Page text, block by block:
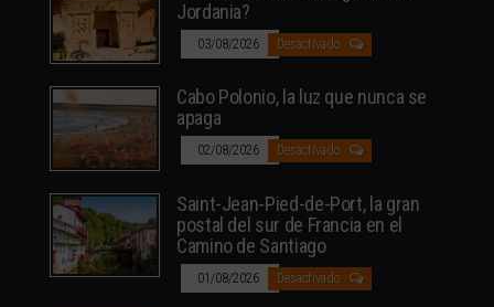
Jordania?
03/08/2026 Desactivado
Cabo Polonio, la luz que nunca se
apaga
02/08/2026 Desactivado
Saint-Jean-Pied-de-Port, la gran
postal del sur de Francia en el
Camino de Santiago
01/08/2026 Desactivado